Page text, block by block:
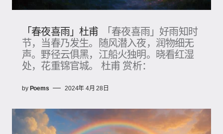
「春夜喜雨」杜甫
「春夜喜雨」好雨知时
节，当春乃发生。随风潜入夜，润物细无
声。野径云俱黑，江船火独明。晓看红湿
处，花重锦官城。 杜甫 赏析：
by Poems 2024年 4月 28日